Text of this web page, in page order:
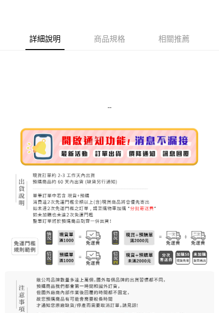
街口支付
全家取貨付款
每筆NT$80，滿NT$999(含以上)免運費
每筆NT$80，滿NT$999(含以上)免運費
7-11取貨付款
每筆NT$80，滿NT$999(含以上)免運費
7-11純取貨 (先付款
每筆NT$80，滿NT$999(含以上)免運費
每筆NT$100，滿NT$999(含以上)免運費
離島宅配（澎湖、金門、馬祖、小琉球）
每筆NT$250，滿NT$3,000(含以上)免運費
詳細說明 商品規格 相關推薦
--